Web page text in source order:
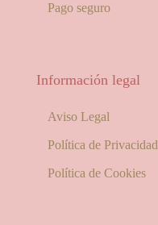
Pago seguro
Información legal
Aviso Legal
Política de Privacidad
Política de Cookies